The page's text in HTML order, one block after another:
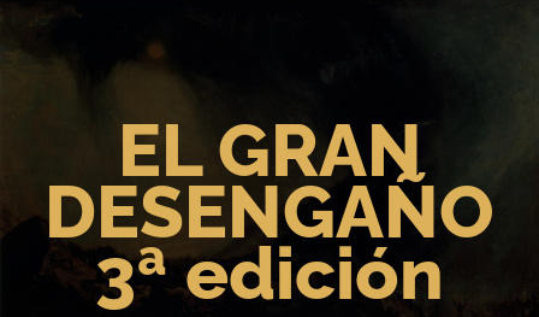
EL GRAN
DESENGAÑO
3ª edición